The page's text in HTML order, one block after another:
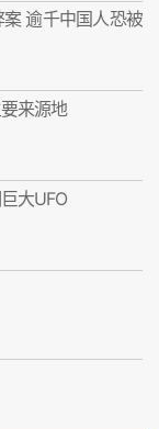
逾千中国人恐被
来源地
大UFO